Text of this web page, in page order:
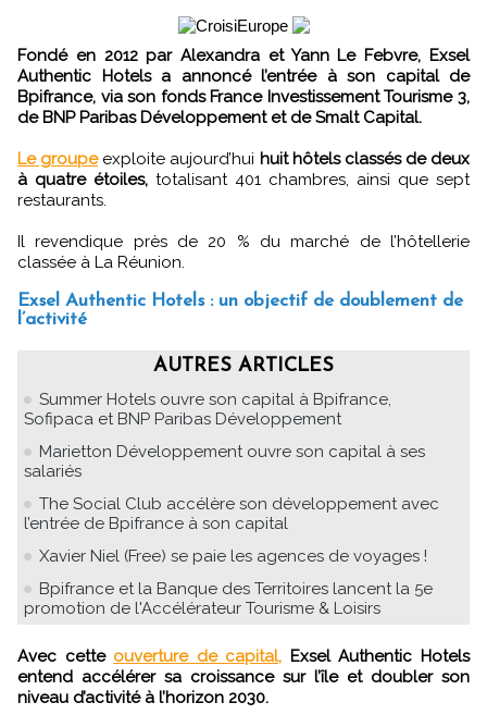
Fondé en 2012 par Alexandra et Yann Le Febvre, Exsel
Authentic Hotels a annoncé l’entrée à son capital de
Bpifrance, via son fonds France Investissement Tourisme 3,
de BNP Paribas Développement et de Smalt Capital.
Le groupeexploite aujourd’hui huit hôtels classés de deux
à quatre étoiles, totalisant 401 chambres, ainsi que sept
restaurants.
Il revendique près de 20 % du marché de l’hôtellerie
classée à La Réunion.
Exsel Authentic Hotels : un objectif de doublement de
l’activité
AUTRES ARTICLES
Summer Hotels ouvre son capital à Bpifrance,
Sofipaca et BNP Paribas Développement
Marietton Développement ouvre son capital à ses
salariés
The Social Club accélère son développement avec
l’entrée de Bpifrance à son capital
Xavier Niel (Free) se paie les agences de voyages !
Bpifrance et la Banque des Territoires lancent la 5e
promotion de l'Accélérateur Tourisme & Loisirs
Avec cette ouverture de capital, Exsel Authentic Hotels
entend accélérer sa croissance sur l’île et doubler son
niveau d’activité à l’horizon 2030.